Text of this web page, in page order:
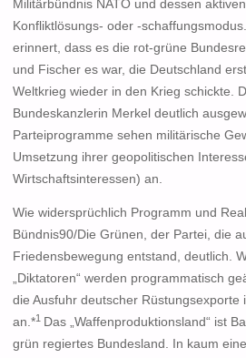
Militärbündnis NATO und dessen
Konfliktlösungs- oder -
erinnert, dass es die rot-grüne
und Fischer es war, die Deutschland
Weltkrieg wieder in den Krieg schickte.
Bundeskanzlerin Merkel deutlich
Parteiprogramme sehen militärische
Umsetzung ihrer geopolitischen
Wirtschaftsinteressen) an.
Wie widersprüchlich Programm und
Bündnis90/Die Grünen, der Partei, die
Friedensbewegung entstand, deutlich.
„Diktatoren“ werden programmatisch
die Ausfuhr deutscher Rüstungsexporte
an.*1 Das „Waffenproduktionsland“ ist
grün regiertes Bundesland. In kaum